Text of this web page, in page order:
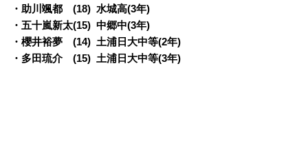
・助川颯都 (18) 水城高(3年)
・五十嵐新太(15) 中郷中(3年)
・櫻井裕夢 (14) 土浦日大中等(2年)
・多田琉介 (15) 土浦日大中等(3年)